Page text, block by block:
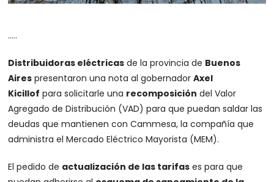
…..
Distribuidoras eléctricas de la provincia de Buenos
Aires presentaron una nota al gobernadorAxel
Kicillof para solicitarle una recomposición del Valor
Agregado de Distribución (VAD) para que puedan saldar las
deudas que mantienen con Cammesa, la compañía que
administra el Mercado Eléctrico Mayorista (MEM).
El pedido de actualización de las tarifas es para que